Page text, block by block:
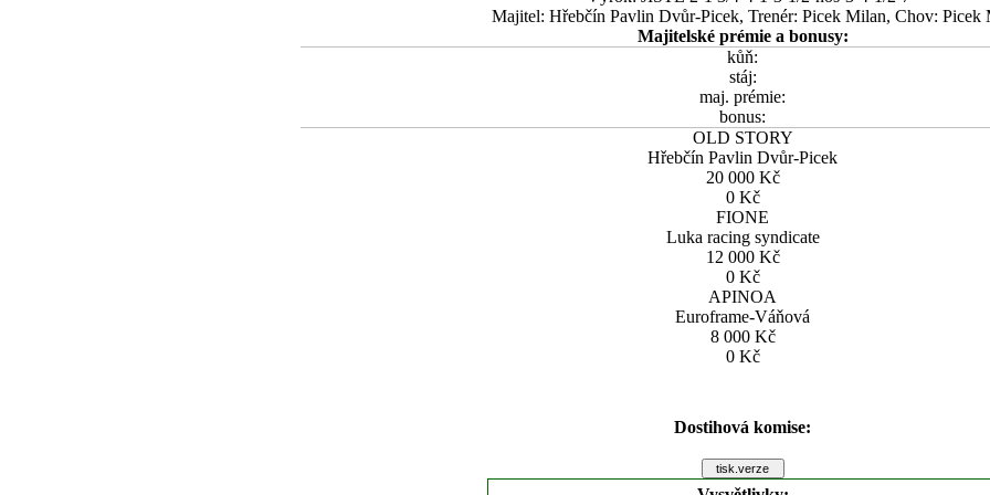
Majitel: Hřebčín Pavlin Dvůr-Picek, Trenér: Picek Milan, Chov: Picek
Majitelské prémie a bonusy:
kůň:
stáj:
maj. prémie:
bonus:
OLD STORY
Hřebčín Pavlin Dvůr-Picek
20 000 Kč
0 Kč
FIONE
Luka racing syndicate
12 000 Kč
0 Kč
APINOA
Euroframe-Váňová
8 000 Kč
0 Kč
Dostihová komise: